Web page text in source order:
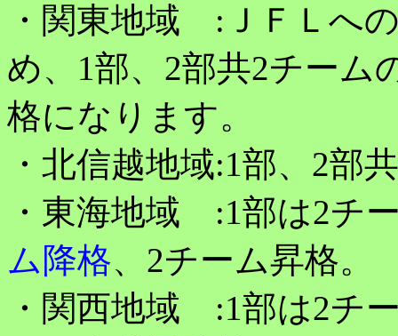
・関東地域 :ＪＦＬへ
め、1部、2部共2チーム
格になります。
・北信越地域:1部、2部
・東海地域 :1部は2チ
ム降格、2チーム昇格。
・関西地域 :1部は2チ